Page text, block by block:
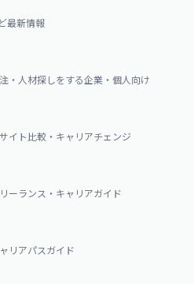
最新情報
・人材探しをする企業・個人向け
イト比較・キャリアチェンジ
ーランス・キャリアガイド
リアパスガイド